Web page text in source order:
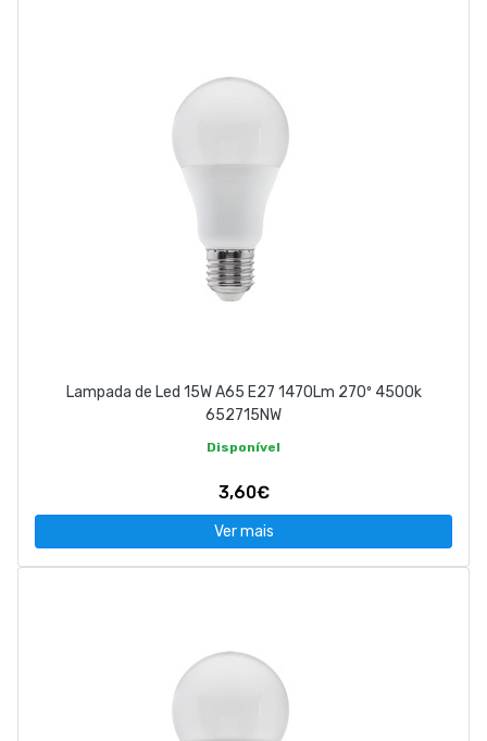
Lampada de Led 15W A65 E27 1470Lm 270º 4500k
652715NW
Disponível
3,60€
Ver mais